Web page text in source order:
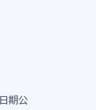
期公